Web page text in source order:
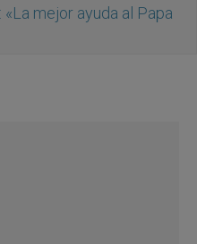
mejor ayuda al Papa